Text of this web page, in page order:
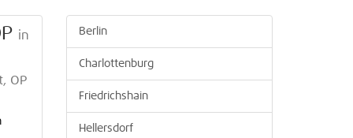
in
OP
Berlin
Charlottenburg
Friedrichshain
Hellersdorf